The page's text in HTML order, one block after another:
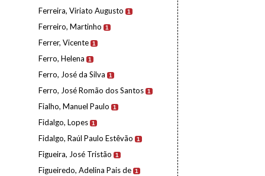
Ferreira, Viriato Augusto 1
Ferreiro, Martinho 1
Ferrer, Vicente 1
Ferro, Helena 1
Ferro, José da Silva 1
Ferro, José Romão dos Santos 1
Fialho, Manuel Paulo 1
Fidalgo, Lopes 1
Fidalgo, Raúl Paulo Estêvão 1
Figueira, José Tristão 1
Figueiredo, Adelina Pais de 1